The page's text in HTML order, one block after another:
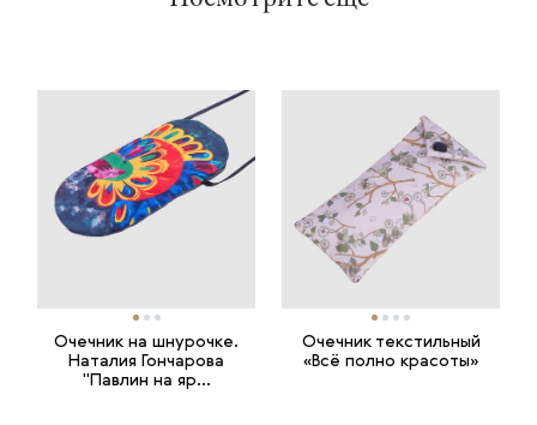
Очечник на шнурочке.
Наталия Гончарова
"Павлин на яр...
Очечник текстильный
«Всё полно красоты»